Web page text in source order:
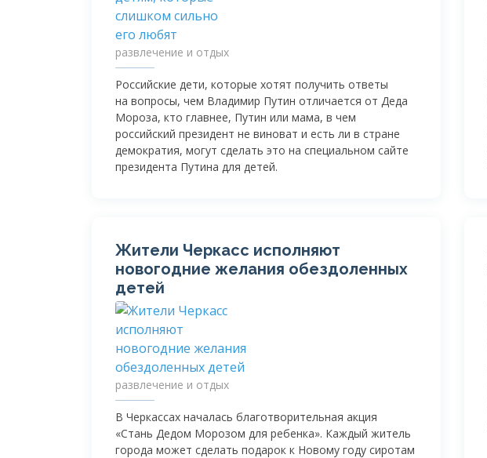
развлечение и отдых
Российские дети, которые хотят получить ответы
на вопросы, чем Владимир Путин отличается от Деда
Мороза, кто главнее, Путин или мама, в чем
российский президент не виноват и есть ли в стране
демократия, могут сделать это на специальном сайте
президента Путина для детей.
Жители Черкасс исполняют
новогодние желания обездоленных
детей
развлечение и отдых
В Черкассах началась благотворительная акция
«Стань Дедом Морозом для ребенка». Каждый житель
города может сделать подарок к Новому году сиротам